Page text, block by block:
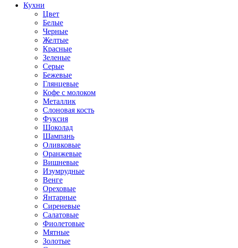
Кухни
Цвет
Белые
Черные
Желтые
Красные
Зеленые
Серые
Бежевые
Глянцевые
Кофе с молоком
Металлик
Слоновая кость
Фуксия
Шоколад
Шампань
Оливковые
Оранжевые
Вишневые
Изумрудные
Венге
Ореховые
Янтарные
Сиреневые
Салатовые
Фиолетовые
Мятные
Золотые